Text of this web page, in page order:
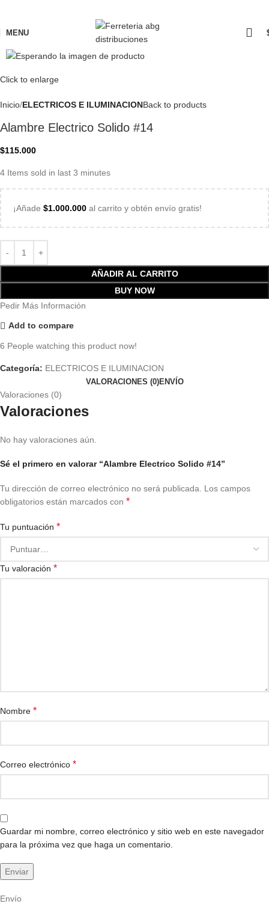
MENU
Click to enlarge
Inicio ELECTRICOS E ILUMINACIONBack to products
Alambre Electrico Solido #14
$115.000
4 Items sold in last 3 minutes
¡Añade $1.000.000 al carrito y obtén envío gratis!
AÑADIR AL CARRITO
BUY NOW
Pedir Más Información
Add to compare
6 People watching this product now!
Categoría: ELECTRICOS E ILUMINACION
VALORACIONES (0)ENVÍO
Valoraciones (0)
Valoraciones
No hay valoraciones aún.
Sé el primero en valorar “Alambre Electrico Solido #14”
Tu dirección de correo electrónico no será publicada.
Los campos
obligatorios están marcados con *
Tu puntuación *
Tu valoración *
Nombre *
Correo electrónico *
Guardar mi nombre, correo electrónico y sitio web en este navegador
para la próxima vez que haga un comentario.
Envío